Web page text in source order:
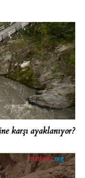
karşı ayaklanıyor?